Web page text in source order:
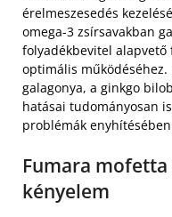
érelmeszesedés
omega-3 zsírsavakban
folyadékbevitel
optimális működéséhez.
galagonya, a ginkgo
hatásai tudományosan
problémák
Fumara
kényelem